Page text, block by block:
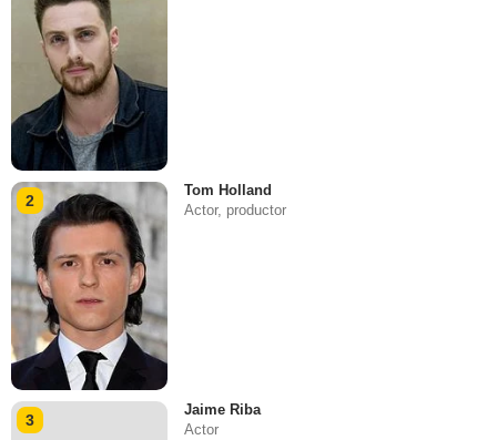
2
Tom Holland
Actor, productor
3
Jaime Riba
Actor